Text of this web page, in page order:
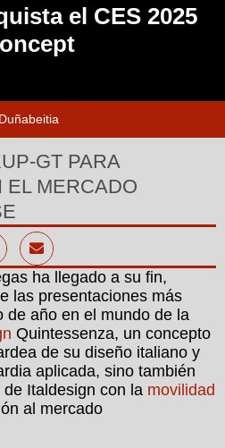
el CES 2025
GT PARA
MERCADO
ha llegado a su fin,
las presentaciones más
de año en el mundo de la
Quintessenza, un concepto
de su diseño italiano y
aplicada, sino también
Italdesign con la movilidad
al mercado